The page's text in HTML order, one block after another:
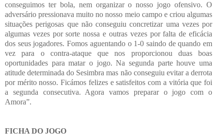
conseguimos ter bola, nem organizar o nosso jogo ofensivo. O
adversário pressionava muito no nosso meio campo e criou algumas
situações perigosas que não conseguiu concretizar uma vezes por
algumas vezes por sorte nossa e outras vezes por falta de eficácia
dos seus jogadores. Fomos aguentando o 1-0 saindo de quando em
vez para o contra-ataque que nos proporcionou duas boas
oportunidades para matar o jogo. Na segunda parte houve uma
atitude determinada do Sesimbra mas não conseguiu evitar a derrota
por mérito nosso. Ficámos felizes e satisfeitos com a vitória que foi
a segunda consecutiva. Agora vamos preparar o jogo com o
Amora”.
FICHA DO JOGO